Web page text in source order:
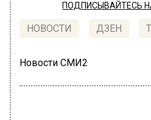
ПОДПИСЫВАЙТЕСЬ
НОВОСТИ ДЗЕН
Новости СМИ2